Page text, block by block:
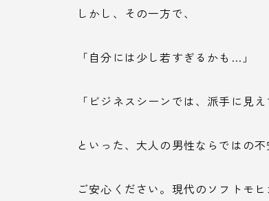
しかし、その一方で、
「自分には少し若すぎるかも…」
「ビジネスシーンでは、派手に見
といった、大人の男性ならではの
ご安心ください。現代のソフトモ